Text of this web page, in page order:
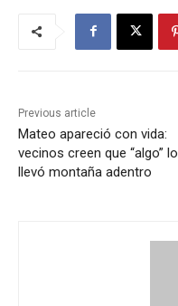
Previous article
Mateo apareció con vida:
vecinos creen que “algo” lo
llevó montaña adentro